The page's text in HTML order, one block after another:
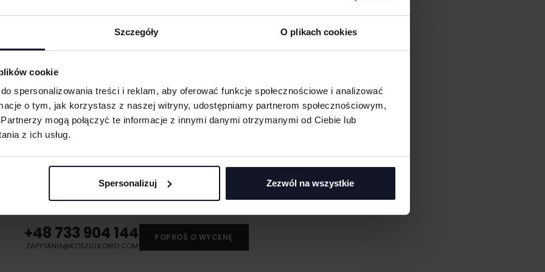
Szczegóły O plikach cookies
cookie
spersonalizowania treści i reklam, aby oferować funkcje społecznościowe i analizować
o tym, jak korzystasz z naszej witryny, udostępniamy partnerom społecznościowym,
mogą połączyć te informacje z innymi danymi otrzymanymi od Ciebie lub
z ich usług.
Spersonalizuj Zezwól na wszystkie
W wyniku
przy większych
merchu.
wyciętego
na
MASZ PYTANIA? ZAPYTAJ SPECJALISTĘ
masz pytania odnośnie naszych produktów, zdobień lub współpracy, nasi
specjaliści chętnie Ci pomogą.
+48 733 904 144
ZAPYTANIA@KOSZULKOWO.COM
POPROŚ O WYCENĘ